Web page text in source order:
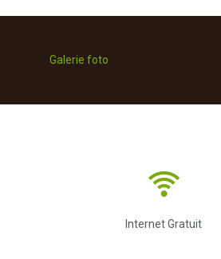
Galerie foto
Internet Gratuit